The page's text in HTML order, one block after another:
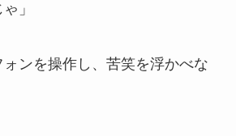
」
ンを操作し、苦笑を浮かべな